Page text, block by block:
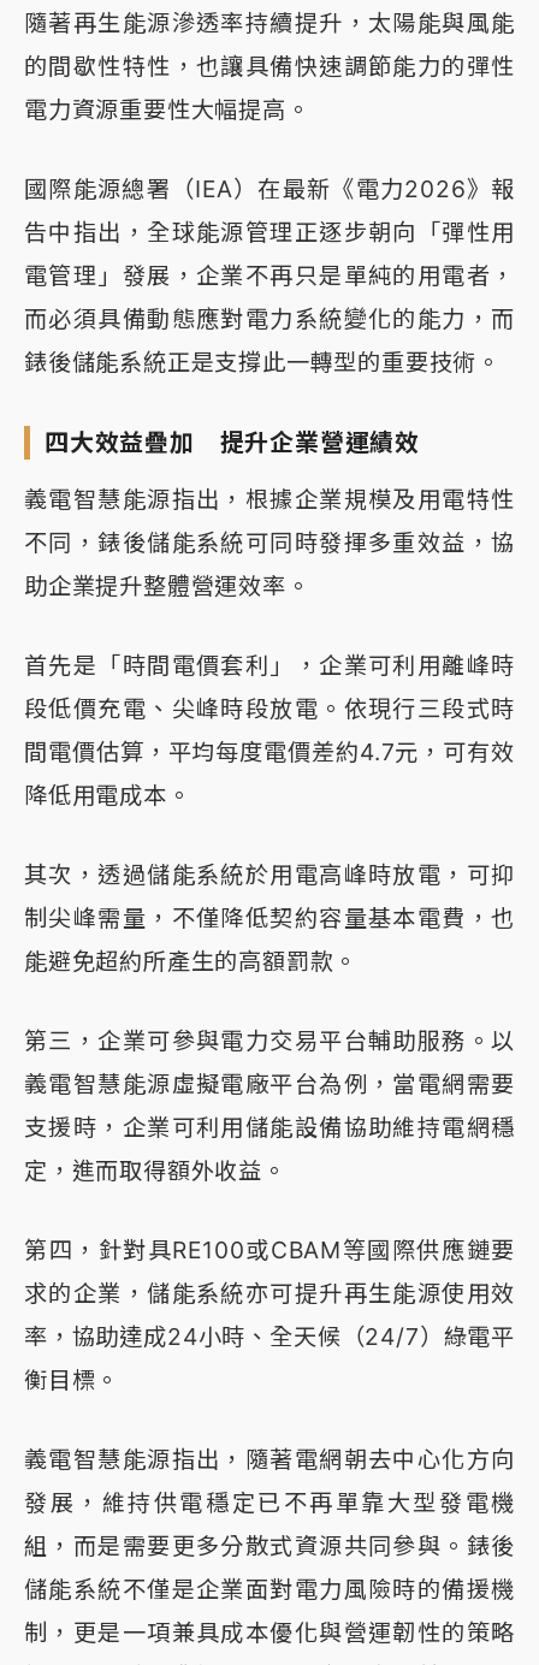
隨著再生能源滲透率持續提升，太陽能與風能
的間歇性特性，也讓具備快速調節能力的彈性
電力資源重要性大幅提高。
國際能源總署（IEA）在最新《電力2026》報
告中指出，全球能源管理正逐步朝向「彈性用
電管理」發展，企業不再只是單純的用電者，
而必須具備動態應對電力系統變化的能力，而
錶後儲能系統正是支撐此一轉型的重要技術。
四大效益疊加 提升企業營運績效
義電智慧能源指出，根據企業規模及用電特性
不同，錶後儲能系統可同時發揮多重效益，協
助企業提升整體營運效率。
首先是「時間電價套利」，企業可利用離峰時
段低價充電、尖峰時段放電。依現行三段式時
間電價估算，平均每度電價差約4.7元，可有效
降低用電成本。
其次，透過儲能系統於用電高峰時放電，可抑
制尖峰需量，不僅降低契約容量基本電費，也
能避免超約所產生的高額罰款。
第三，企業可參與電力交易平台輔助服務。以
義電智慧能源虛擬電廠平台為例，當電網需要
支援時，企業可利用儲能設備協助維持電網穩
定，進而取得額外收益。
第四，針對具RE100或CBAM等國際供應鏈要
求的企業，儲能系統亦可提升再生能源使用效
率，協助達成24小時、全天候（24/7）綠電平
衡目標。
義電智慧能源指出，隨著電網朝去中心化方向
發展，維持供電穩定已不再單靠大型發電機
組，而是需要更多分散式資源共同參與。錶後
儲能系統不僅是企業面對電力風險時的備援機
制，更是一項兼具成本優化與營運韌性的策略